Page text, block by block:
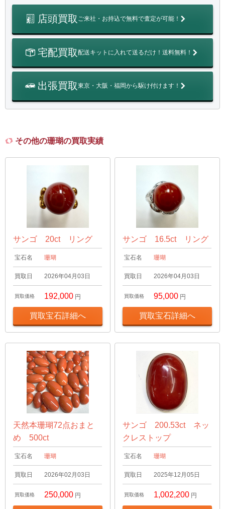
店頭買取 ご来社・お持込で無料で査定が可能！
宅配買取配送キットに入れて送るだけ！送料無料！
出張買取東京・大阪・福岡から駆け付けます！
その他の珊瑚の買取実績
サンゴ 20ct リング
宝石名 珊瑚
買取日 2026年04月03日
買取価格 192,000 円
買取宝石詳細へ
サンゴ 16.5ct リング
宝石名 珊瑚
買取日 2026年04月03日
買取価格 95,000 円
買取宝石詳細へ
天然本珊瑚72点おまと
め 500ct
宝石名 珊瑚
買取日 2026年02月03日
買取価格 250,000 円
サンゴ 200.53ct ネッ
クレストップ
宝石名 珊瑚
買取日 2025年12月05日
買取価格 1,002,200 円